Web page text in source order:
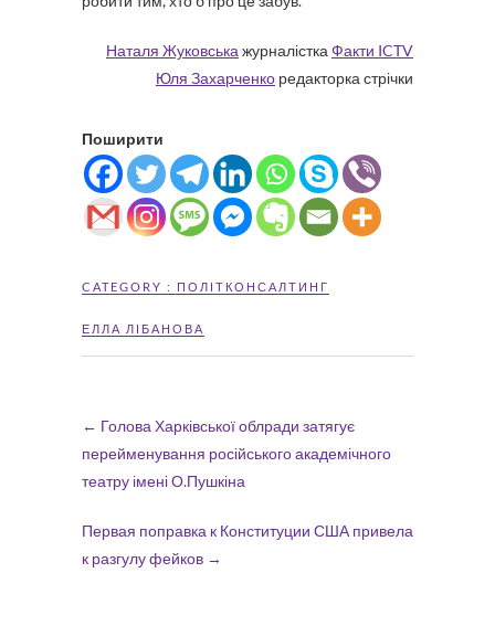
Наталя Жуковська журналістка Факти ICTV
Юля Захарченко редакторка стрічки
Поширити
CATEGORY : ПОЛІТКОНСАЛТИНГ
ЕЛЛА ЛІБАНОВА
← Голова Харківської облради затягує
перейменування російського академічного
театру імені О.Пушкіна
Первая поправка к Конституции США привела
к разгулу фейков →